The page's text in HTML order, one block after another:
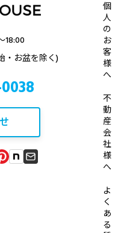
18:00
・お盆を除く)
個
人
の
お
客
様
へ
不
動
産
会
社
様
へ
よ
く
あ
る